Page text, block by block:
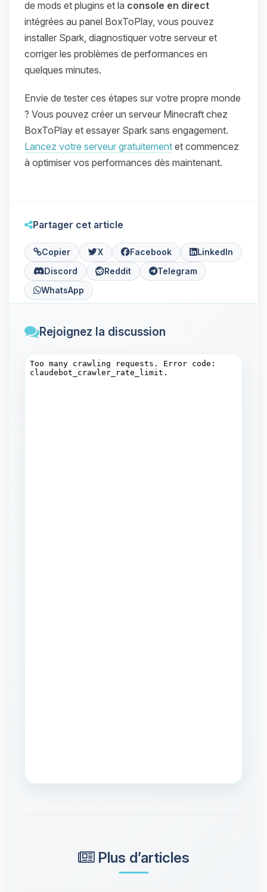
de mods et plugins et la console en direct
intégrées au panel BoxToPlay, vous pouvez
installer Spark, diagnostiquer votre serveur et
corriger les problèmes de performances en
quelques minutes.
Envie de tester ces étapes sur votre propre monde
? Vous pouvez créer un serveur Minecraft chez
BoxToPlay et essayer Spark sans engagement.
Lancez votre serveur gratuitement et commencez
à optimiser vos performances dès maintenant.
Partager cet article
Copier X Facebook
LinkedIn
Discord
Reddit
Telegram
WhatsApp
Rejoignez la discussion
Plus d’articles